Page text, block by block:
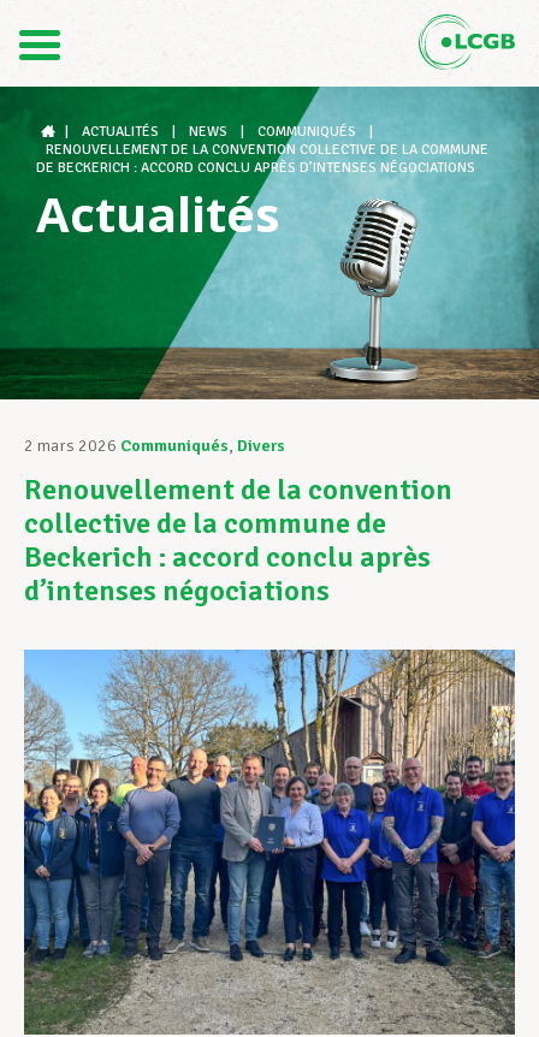
DE
Le LCGB
Structures syndicales
Assistance au Travail
Vos droits
Assistance en vie privée
Développement professionnel
Devenir Membre
Actualités
ACTUALITÉS NEWS COMMUNIQUÉS
RENOUVELLEMENT DE LA CONVENTION COLLECTIVE DE LA COMMUNE
DE BECKERICH : ACCORD CONCLU APRÈS D’INTENSES NÉGOCIATIONS
Actualités
2 mars 2026 Communiqués, Divers
Renouvellement de la convention
collective de la commune de
Beckerich : accord conclu après
d’intenses négociations